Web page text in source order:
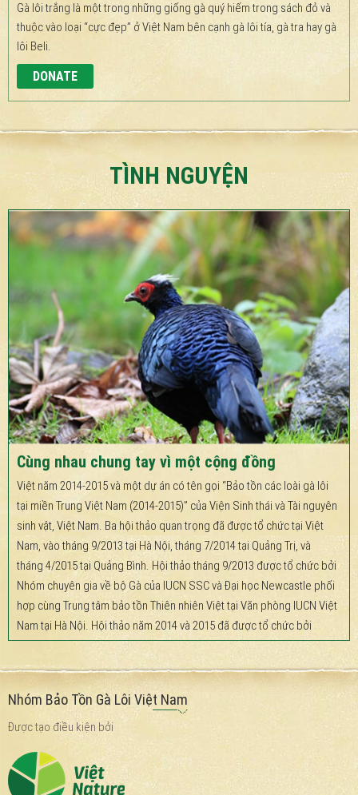
Gà lôi trắng là một trong những giống gà quý hiếm trong sách đỏ và
thuộc vào loại “cực đẹp” ở Việt Nam bên cạnh gà lôi tía, gà tra hay gà
lôi Beli.
DONATE
TÌNH NGUYỆN
Cùng nhau chung tay vì một cộng đồng
Việt năm 2014-2015 và một dự án có tên gọi “Bảo tồn các loài gà lôi
tại miền Trung Việt Nam (2014-2015)” của Viện Sinh thái và Tài nguyên
sinh vật, Việt Nam. Ba hội thảo quan trọng đã được tổ chức tại Việt
Nam, vào tháng 9/2013 tại Hà Nội, tháng 7/2014 tại Quảng Trị, và
tháng 4/2015 tại Quảng Bình. Hội thảo tháng 9/2013 được tổ chức bởi
Nhóm chuyên gia về bộ Gà của IUCN SSC và Đại học Newcastle phối
hợp cùng Trung tâm bảo tồn Thiên nhiên Việt tại Văn phòng IUCN Việt
Nam tại Hà Nội. Hội thảo năm 2014 và 2015 đã được tổ chức bởi
Trung tâm Bảo tồn thiên nhiên Việt lần lượt tại Chi cục Kiểm lâm
Quảng Bình và Quảng Trị. Nhiều đại biểu tham dự hội thảo cũng nhận
được hỗ trợ từ các tổ chức của họ (ví dụ, Vườn thú Hà Nội) để trang
trải chi phí tham gia.
Nhóm Bảo Tồn Gà Lôi Việt Nam
Được tạo điều kiện bởi